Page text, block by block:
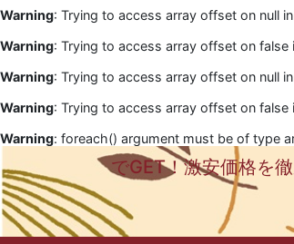
Warning: Trying to access array offset on null in
Warning: Trying to access array offset on false
Warning: Trying to access array offset on null in
Warning: Trying to access array offset on false
Warning: foreach() argument must be of type
でGET！激安価格を